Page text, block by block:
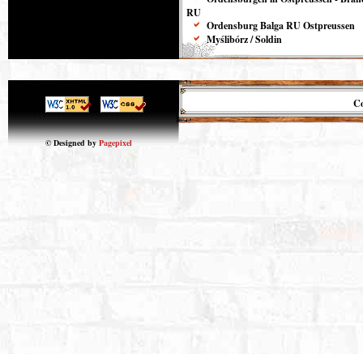
RU
Ordensburg Balga RU Ostpreussen
Myślibórz / Soldin
© Designed byPagepixel